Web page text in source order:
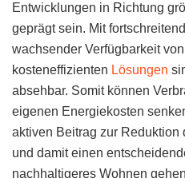
Entwicklungen in Richtung
geprägt sein. Mit
wachsender Verfügbarkeit
kosteneffizienten Lösungen
absehbar. Somit können
eigenen Energiekosten
aktiven Beitrag zur
und damit einen
nachhaltigeres Wohnen